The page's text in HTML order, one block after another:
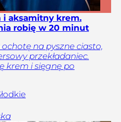
i aksamitny krem.
robię w 20 minut
na pyszne ciasto,
przekładaniec.
krem i sięgnę po